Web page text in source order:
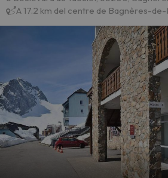
A 17.2 km del centre de Bagnères-